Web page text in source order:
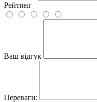
Рейтинг
Ваш відгук
Переваги: